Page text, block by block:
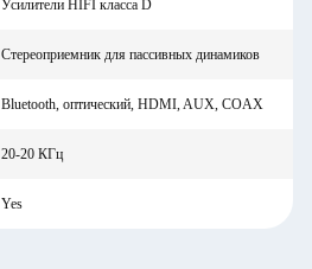
Усилители HIFI класса D
Стереоприемник для пассивных динамиков
Bluetooth, оптический, HDMI, AUX, COAX
20-20 КГц
Yes